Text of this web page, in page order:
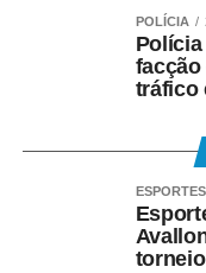
POLÍCIA
facção
tráfico
ESPORTES